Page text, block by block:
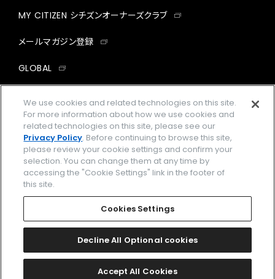
MY CITIZEN シチズンオーナーズクラブ
メールマガジン登録
GLOBAL
facebookinstagramtwitter
企業情報 ご利用規約
プライバシーポリシー Cookies Settings
Amazon PayはAmazon.com, Inc.またはその関連会社の商標です。
2026 CITIZEN WATCH CO., LTD.
We use cookies and related technologies on this site.
For more information about how we use cookies and
related technologies on this site, please see our
Privacy Policy. Before continuing to browse this site,
please review your cookie settings and confirm your
selection. You can change them at any time by
accessing the "Cookie Settings" link in the footer of
this site.
Cookies Settings
Decline All Optional cookies
Accept All Cookies